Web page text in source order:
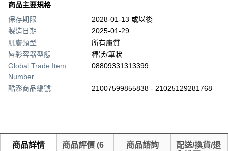
商品主要規格
保存期限
2028-01-13 或以後
製造日期
2025-01-29
肌膚類型
所有膚質
唇彩容器型態
棒狀/筆狀
Global Trade Item
Number
08809331313399
酷澎商品編號 21007599855838 - 21025129281768
商品詳情 商品評價 (6
商品諮詢
配送/換貨/退